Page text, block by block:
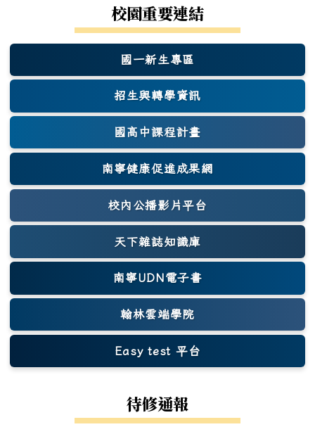
校園重要連結
國一新生專區
(另開新視窗)
招生與轉學資訊
國高中課程計畫
南寧健康促進成果網
(另開新視窗)
校內公播影片平台
天下雜誌知識庫
(另開新視窗)
南寧UDN電子書
翰林雲端學院
Easy test 平台
(另開新視窗)
待修通報